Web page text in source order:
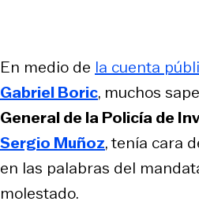
En medio de la cuenta
Gabriel Boric, muchos
General de la Policía de
Sergio Muñoz, tenía cara
en las palabras del
molestado.